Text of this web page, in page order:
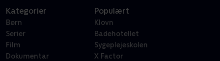
Kategorier
Børn
Serier
Film
Dokumentar
Populært
Klovn
Badehotellet
Sygeplejeskolen
X Factor